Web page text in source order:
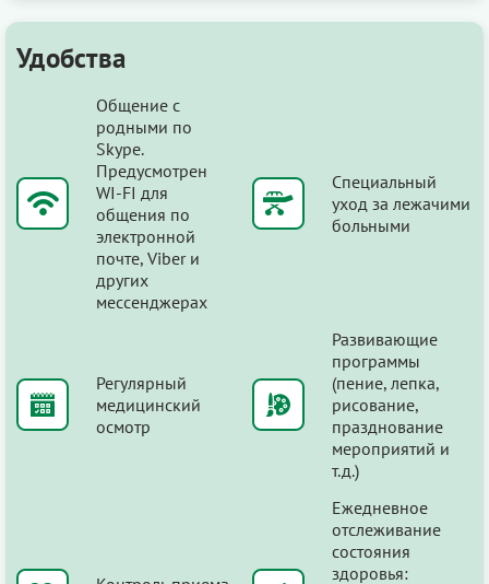
Удобства
Общение с
родными по
Skype.
Предусмотрен
WI-FI для
общения по
электронной
почте, Viber и
других
мессенджерах
Специальный
уход за лежачими
больными
Регулярный
медицинский
осмотр
Развивающие
программы
(пение, лепка,
рисование,
празднование
мероприятий и
т.д.)
Ежедневное
отслеживание
состояния
здоровья: